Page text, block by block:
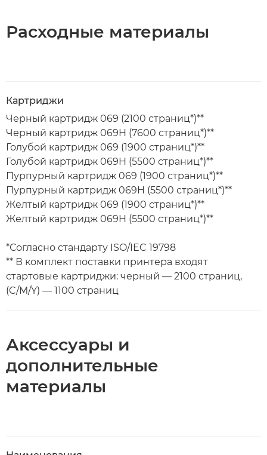
Расходные материалы
Картриджи
Черный картридж 069 (2100 страниц*)**
Черный картридж 069H (7600 страниц*)**
Голубой картридж 069 (1900 страниц*)**
Голубой картридж 069H (5500 страниц*)**
Пурпурный картридж 069 (1900 страниц*)**
Пурпурный картридж 069H (5500 страниц*)**
Желтый картридж 069 (1900 страниц*)**
Желтый картридж 069H (5500 страниц*)**
*Согласно стандарту ISO/IEC 19798
** В комплект поставки принтера входят
стартовые картриджи: черный — 2100 страниц,
(C/M/Y) — 1100 страниц
Аксессуары и
дополнительные
материалы